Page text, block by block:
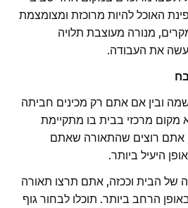
האוכל להיות מרוכזת ומצומצמת
מנורה מעוצבת תלויה
את העבודה.
ובין אם אתם רק מכינים חביתה
מקום מרכזי בבית בו מתקיימת
אתם רוצים שהתאורה שאתם
היעיל ביותר.
של הבית וככזה, אתם תרצו תאורה
הרחב ביותר. תוכלו לבחור גוף